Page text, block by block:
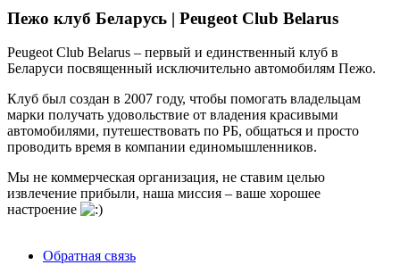
Пежо клуб Беларусь | Peugeot Club Belarus
Peugeot Club Belarus – первый и единственный клуб в
Беларуси посвященный исключительно автомобилям Пежо.
Клуб был создан в 2007 году, чтобы помогать владельцам
марки получать удовольствие от владения красивыми
автомобилями, путешествовать по РБ, общаться и просто
проводить время в компании единомышленников.
Мы не коммерческая организация, не ставим целью
извлечение прибыли, наша миссия – ваше хорошее
настроение
Обратная связь